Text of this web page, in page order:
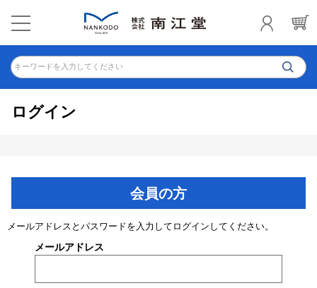
キーワードを入力してください
ログイン
会員の方
メールアドレスとパスワードを入力してログインしてください。
メールアドレス